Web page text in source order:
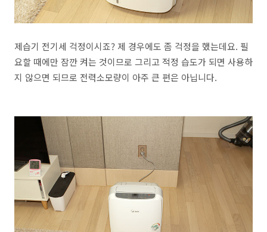
제습기 전기세 걱정이시죠? 제 경우에도 좀 걱정을 했는데요. 필
요할 때에만 잠깐 켜는 것이므로 그리고 적정 습도가 되면 사용하
지 않으면 되므로 전력소모량이 아주 큰 편은 아닙니다.